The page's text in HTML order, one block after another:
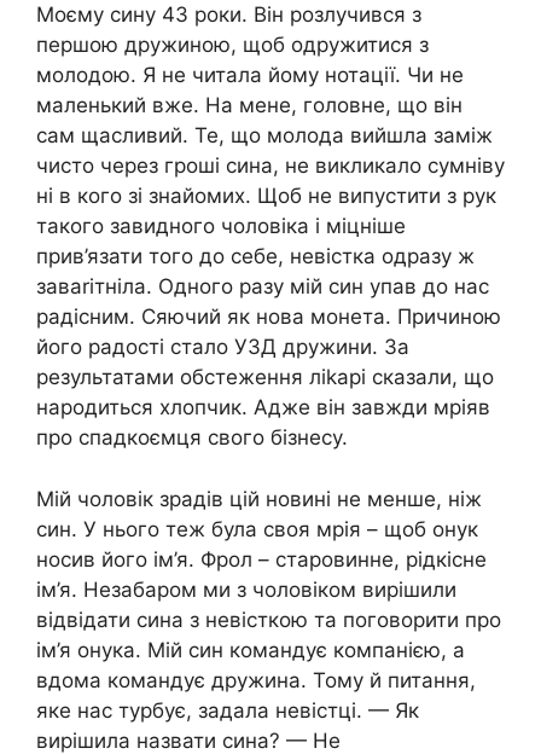
Моєму сину 43 роки. Він розлучився з
першою дружиною, щоб одружитися з
молодою. Я не читала йому нотації. Чи не
маленький вже. На мене, головне, що він
сам щасливий. Те, що молода вийшла заміж
чисто через гроші сина, не викликало сумніву
ні в кого зі знайомих. Щоб не випустити з рук
такого завидного чоловіка і міцніше
прив’язати того до себе, невістка одразу ж
заваrітніла. Одного разу мій син упав до нас
радісним. Сяючий як нова монета. Причиною
його радості стало УЗД дружини. За
результатами обстеження ліkарі сказали, що
народиться хлопчик. Адже він завжди мріяв
про спадкоємця свого бізнесу.
Мій чоловік зрадів цій новині не менше, ніж
син. У нього теж була своя мрія – щоб онук
носив його ім’я. Фрол – старовинне, рідкісне
ім’я. Незабаром ми з чоловіком вирішили
відвідати сина з невісткою та поговорити про
ім’я онука. Мій син командує компанією, а
вдома командує дружина. Тому й питання,
яке нас турбує, задала невістці. — Як
вирішила назвати сина? — Не